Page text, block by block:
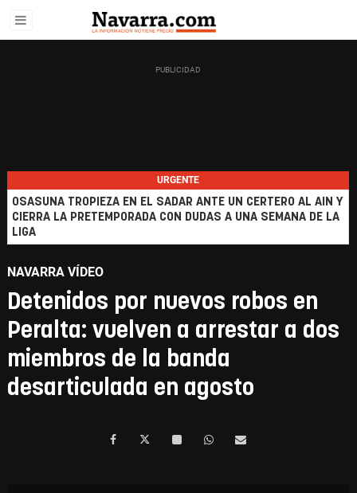
URGENTE
OSASUNA TROPIEZA EN EL SADAR ANTE UN CERTERO AL AIN Y
CIERRA LA PRETEMPORADA CON DUDAS A UNA SEMANA DE LA
LIGA
NAVARRA VÍDEO
Detenidos por nuevos robos en
Peralta: vuelven a arrestar a dos
miembros de la banda
desarticulada en agosto